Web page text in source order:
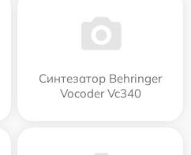
Синтезатор Behringer
Vocoder Vc340